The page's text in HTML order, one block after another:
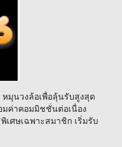
มุนวงล้อเพื่อลุ้นรับสูงสุด
ค่าคอมมิชชั่นต่อเนื่อง
เศษเฉพาะสมาชิก เริ่มรับ